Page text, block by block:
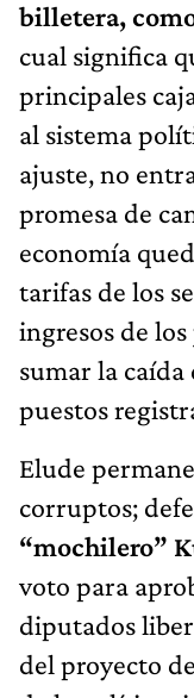
billetera,
cual significa
principales
al sistema
ajuste, no
promesa de
economía
tarifas de los
ingresos de
sumar la
puestos
Elude
corruptos;
“mochilero”
voto para
diputados
del proyecto